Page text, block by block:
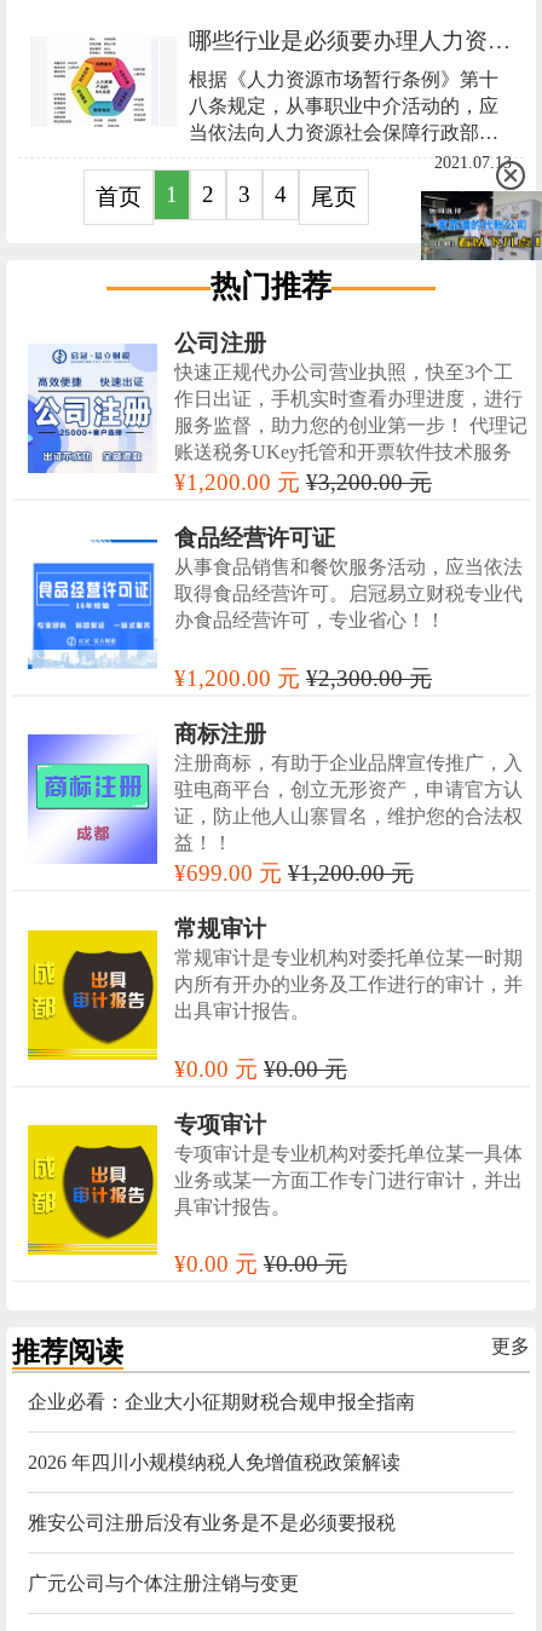
作废，企业从事经营的话就属于无证
经营，是要被处罚或者取缔的。
哪些行业是必须要办理人力资源服务许可证？
根据《人力资源市场暂行条例》第十
八条规定，从事职业中介活动的，应
当依法向人力资源社会保障行政部门
申请行政许可，取得人力资源服务许
可证。
2021.07.13
首页 1 2 3 4 尾页
热门推荐
公司注册
快速正规代办公司营业执照，快至3个工
作日出证，手机实时查看办理进度，进行
服务监督，助力您的创业第一步！ 代理记
账送税务UKey托管和开票软件技术服务
¥1,200.00 元¥3,200.00 元
食品经营许可证
从事食品销售和餐饮服务活动，应当依法
取得食品经营许可。启冠易立财税专业代
办食品经营许可，专业省心！！
¥1,200.00 元¥2,300.00 元
商标注册
注册商标，有助于企业品牌宣传推广，入
驻电商平台，创立无形资产，申请官方认
证，防止他人山寨冒名，维护您的合法权
益！！
¥699.00 元¥1,200.00 元
常规审计
常规审计是专业机构对委托单位某一时期
内所有开办的业务及工作进行的审计，并
出具审计报告。
¥0.00 元¥0.00 元
专项审计
专项审计是专业机构对委托单位某一具体
业务或某一方面工作专门进行审计，并出
具审计报告。
¥0.00 元¥0.00 元
更多
推荐阅读
企业必看：企业大小征期财税合规申报全指南
2026 年四川小规模纳税人免增值税政策解读
雅安公司注册后没有业务是不是必须要报税
广元公司与个体注册注销与变更